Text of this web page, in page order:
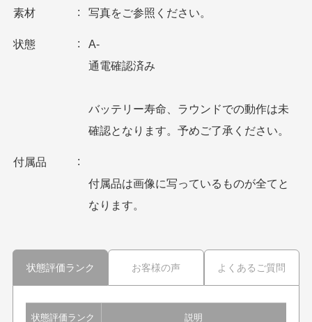
素材 写真をご参照ください。
状態
A-
通電確認済み
バッテリー寿命、ラウンドでの動作は未
確認となります。予めご了承ください。
付属品
付属品は画像に写っているものが全てと
なります。
状態評価ランク お客様の声 よくあるご質問
状態評価ランク 説明